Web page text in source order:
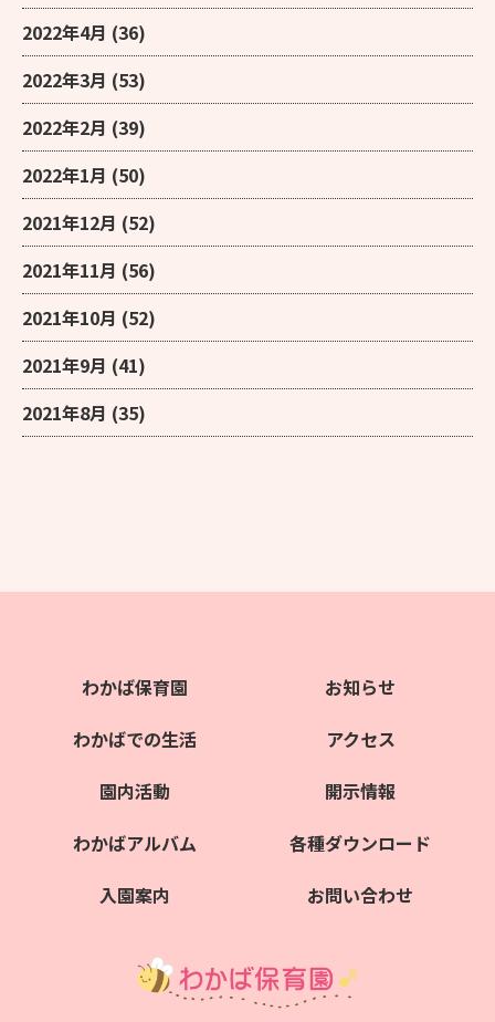
2022年4月 (36)
2022年3月 (53)
2022年2月 (39)
2022年1月 (50)
2021年12月 (52)
2021年11月 (56)
2021年10月 (52)
2021年9月 (41)
2021年8月 (35)
わかば保育園
わかばでの生活
園内活動
わかばアルバム
入園案内
お知らせ
アクセス
開示情報
各種ダウンロード
お問い合わせ